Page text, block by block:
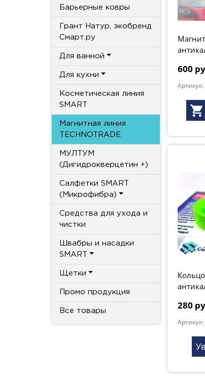
Барьерные ковры
Грант Натур, экобренд
Смарт.ру
Для ванной
Для кухни
Косметическая линия
SMART
Магнитная линия
TECHNOTRADE
МУЛТУМ
(Дигидрокверцетин +)
Салфетки SMART
(Микрофибра)
Средства для ухода и
чистки
Швабры и насадки
SMART
Щетки
Промо продукция
Все товары
600
Артикул:
Кольцо
280
Артикул: